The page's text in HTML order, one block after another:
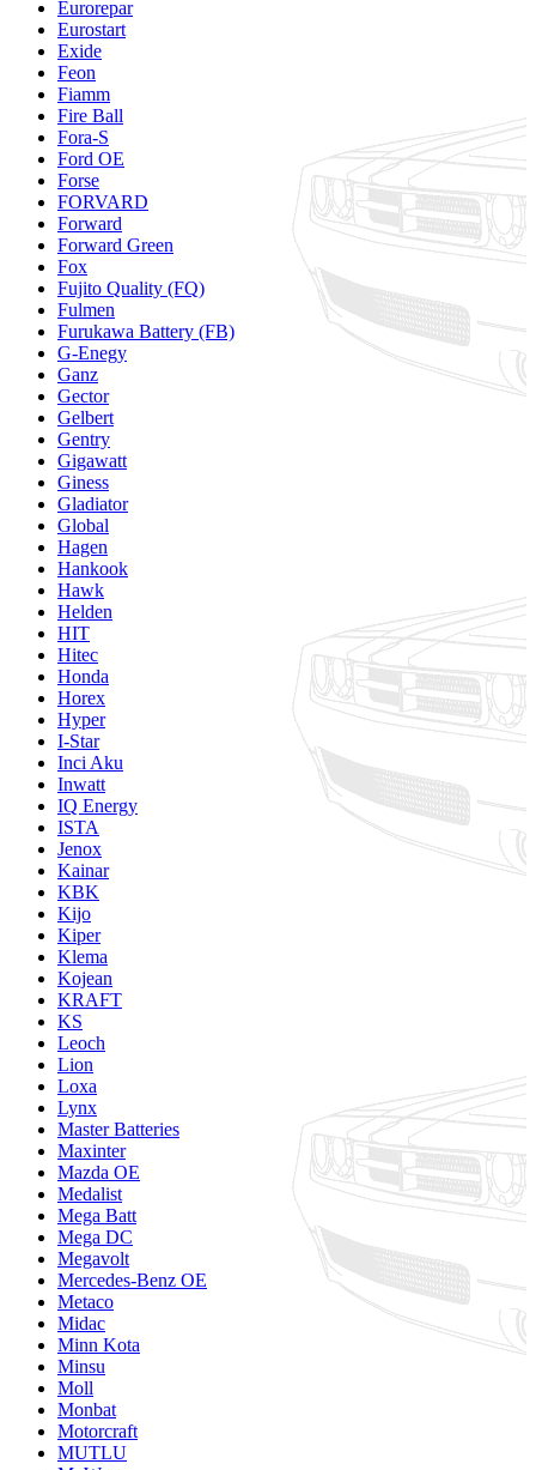
Eurorepar
Eurostart
Exide
Feon
Fiamm
Fire Ball
Fora-S
Ford OE
Forse
FORVARD
Forward
Forward Green
Fox
Fujito Quality (FQ)
Fulmen
Furukawa Battery (FB)
G-Enegy
Ganz
Gector
Gelbert
Gentry
Gigawatt
Giness
Gladiator
Global
Hagen
Hankook
Hawk
Helden
HIT
Hitec
Honda
Horex
Hyper
I-Star
Inci Aku
Inwatt
IQ Energy
ISTA
Jenox
Kainar
KBK
Kijo
Kiper
Klema
Kojean
KRAFT
KS
Leoch
Lion
Loxa
Lynx
Master Batteries
Maxinter
Mazda OE
Medalist
Mega Batt
Mega DC
Megavolt
Mercedes-Benz OE
Metaco
Midac
Minn Kota
Minsu
Moll
Monbat
Motorcraft
MUTLU